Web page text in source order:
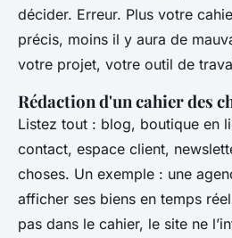
décider. Erreur. Plus votre
précis, moins il y aura de
votre projet, votre outil de
Rédaction d'un cahier des
Listez tout : blog, boutique en
contact, espace client,
choses. Un exemple : une
afficher ses biens en temps
pas dans le cahier, le site ne